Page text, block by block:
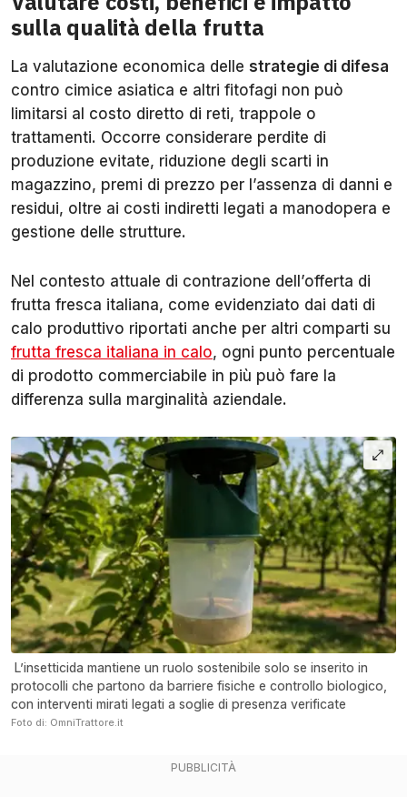
sulla qualità della frutta
La valutazione economica delle strategie di difesa
contro cimice asiatica e altri fitofagi non può
limitarsi al costo diretto di reti, trappole o
trattamenti. Occorre considerare perdite di
produzione evitate, riduzione degli scarti in
magazzino, premi di prezzo per l’assenza di danni e
residui, oltre ai costi indiretti legati a manodopera e
gestione delle strutture.
Nel contesto attuale di contrazione dell’offerta di
frutta fresca italiana, come evidenziato dai dati di
calo produttivo riportati anche per altri comparti su
frutta fresca italiana in calo, ogni punto percentuale
di prodotto commerciabile in più può fare la
differenza sulla marginalità aziendale.
L’insetticida mantiene un ruolo sostenibile solo se inserito in
protocolli che partono da barriere fisiche e controllo biologico,
con interventi mirati legati a soglie di presenza verificate
Foto di: OmniTrattore.it